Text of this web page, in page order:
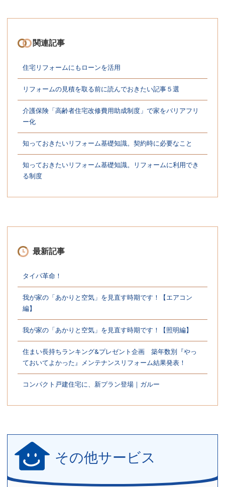
関連記事
住宅リフォームにもローンを活用
リフォームの見積を取る前に読んでおきたい記事５選
介護保険「高齢者住宅改修費用助成制度」で家をバリアフリ
ー化
知っておきたいリフォーム基礎知識。契約時に必要なこと
知っておきたいリフォーム基礎知識。リフォームに利用でき
る制度
最新記事
タイパ革命！
我が家の「あかりと空気」を見直す時期です！【エアコン
編】
我が家の「あかりと空気」を見直す時期です！【照明編】
住まい長持ちランキング&プレゼント企画 築年数別『やっ
ておいてよかった』メンテナンスリフォーム結果発表！
コンパクト戸建住宅に、新プラン登場｜ガルー
その他サービス